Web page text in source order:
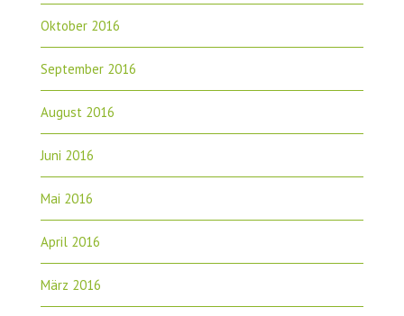
Oktober 2016
September 2016
August 2016
Juni 2016
Mai 2016
April 2016
März 2016